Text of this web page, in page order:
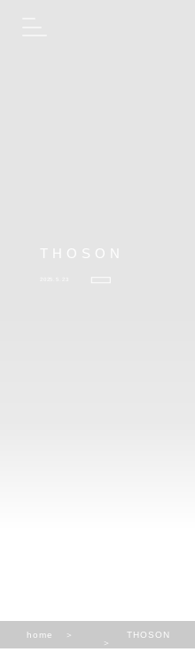
THOSON
home THOSON